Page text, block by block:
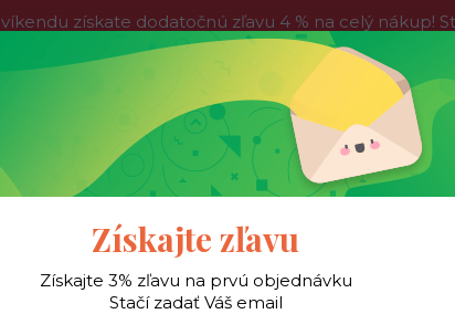
získate dodatočnú zľavu 4 % na celý nákup!
tak neváhajte a nakúpte výhodnejšie ešte dnes!
Hľadať
Jedálenské stoly Jedálenské stoličky
Získajte zľavu
Získajte 3% zľavu na prvú objednávku
Stačí zadať Váš email